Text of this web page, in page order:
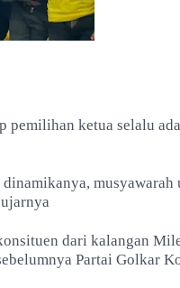
pemilihan ketua selalu
musyawarah
dari kalangan
Partai Golkar